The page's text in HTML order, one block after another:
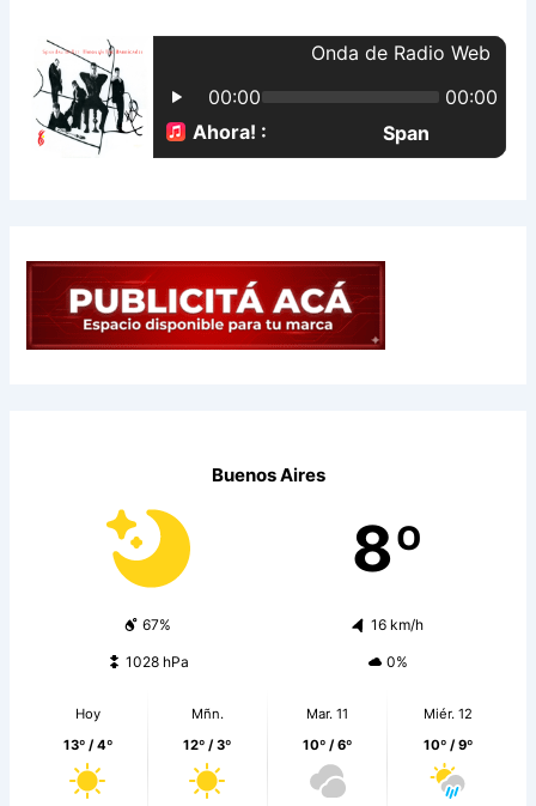
Buenos Aires
8º
67% 16 km/h
1028 hPa 0%
Hoy
13º / 4º
Mñn.
12º / 3º
Mar. 11
10º / 6º
Miér. 12
10º / 9º